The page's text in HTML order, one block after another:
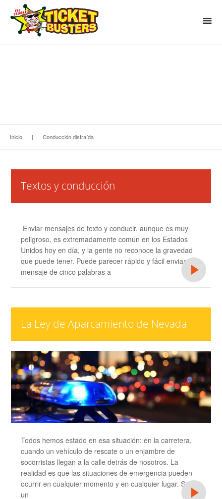
Inicio | Conducción distraída
Textos y conducción
Enviar mensajes de texto y conducir, aunque es muy
peligroso, es extremadamente común en los Estados
Unidos hoy en día, y la gente no reconoce la gravedad
que puede tener. Puede parecer rápido y fácil enviar un
mensaje de cinco palabras a
La Ley de Aparcamiento de Nevada
Todos hemos estado en esa situación: en la carretera,
cuando un vehículo de rescate o un enjambre de
socorristas llegan a la calle detrás de nosotros. La
realidad es que las situaciones de emergencia pueden
ocurrir en cualquier momento y en cualquier lugar. Si ve
un